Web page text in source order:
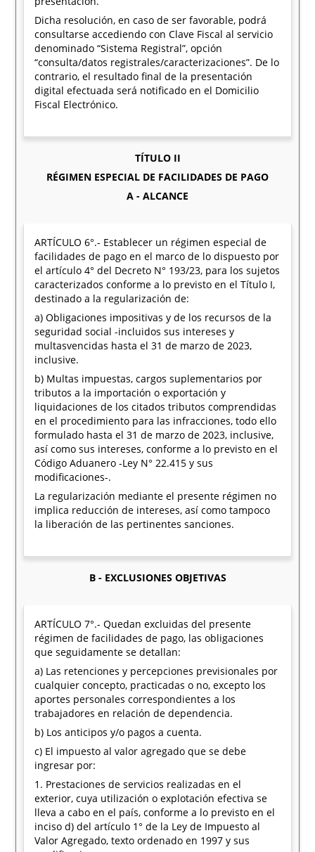
Dicha resolución, en caso de ser favorable, podrá
consultarse accediendo con Clave Fiscal al servicio
denominado “Sistema Registral”, opción
“consulta/datos registrales/caracterizaciones”. De lo
contrario, el resultado final de la presentación
digital efectuada será notificado en el Domicilio
Fiscal Electrónico.
TÍTULO II
RÉGIMEN ESPECIAL DE FACILIDADES DE PAGO
A - ALCANCE
ARTÍCULO 6°.- Establecer un régimen especial de
facilidades de pago en el marco de lo dispuesto por
el artículo 4° del Decreto N° 193/23, para los sujetos
caracterizados conforme a lo previsto en el Título I,
destinado a la regularización de:
a) Obligaciones impositivas y de los recursos de la
seguridad social -incluidos sus intereses y
multasvencidas hasta el 31 de marzo de 2023,
inclusive.
b) Multas impuestas, cargos suplementarios por
tributos a la importación o exportación y
liquidaciones de los citados tributos comprendidas
en el procedimiento para las infracciones, todo ello
formulado hasta el 31 de marzo de 2023, inclusive,
así como sus intereses, conforme a lo previsto en el
Código Aduanero -Ley N° 22.415 y sus
modificaciones-.
La regularización mediante el presente régimen no
implica reducción de intereses, así como tampoco
la liberación de las pertinentes sanciones.
B - EXCLUSIONES OBJETIVAS
ARTÍCULO 7°.- Quedan excluidas del presente
régimen de facilidades de pago, las obligaciones
que seguidamente se detallan:
a) Las retenciones y percepciones previsionales por
cualquier concepto, practicadas o no, excepto los
aportes personales correspondientes a los
trabajadores en relación de dependencia.
b) Los anticipos y/o pagos a cuenta.
c) El impuesto al valor agregado que se debe
ingresar por:
1. Prestaciones de servicios realizadas en el
exterior, cuya utilización o explotación efectiva se
lleva a cabo en el país, conforme a lo previsto en el
inciso d) del artículo 1° de la Ley de Impuesto al
Valor Agregado, texto ordenado en 1997 y sus